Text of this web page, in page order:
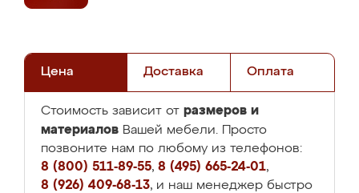
Цена Доставка Оплата
Стоимость зависит от размеров и
материалов Вашей мебели. Просто
позвоните нам по любому из телефонов:
8 (800) 511-89-55, 8 (495) 665-24-01,
8 (926) 409-68-13, и наш менеджер быстро